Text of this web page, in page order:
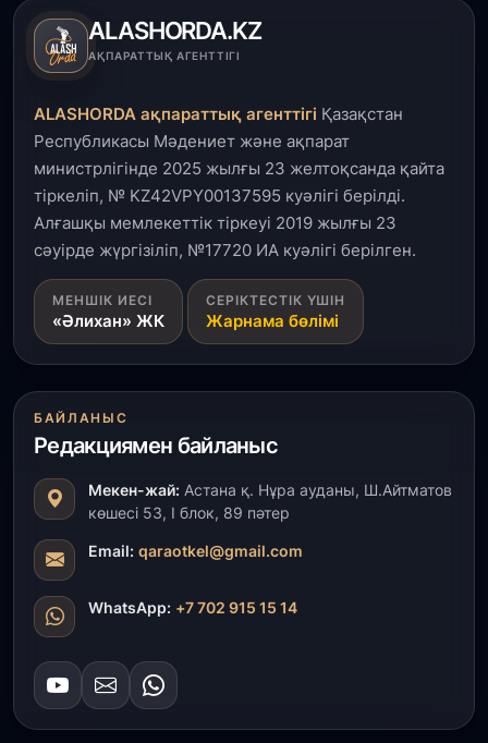
ALASHORDA.KZ
АҚПАРАТТЫҚ АГЕНТТІГІ
ALASHORDA ақпараттық агенттігі Қазақстан
Республикасы Мәдениет және ақпарат
министрлігінде 2025 жылғы 23 желтоқсанда қайта
тіркеліп, № KZ42VPY00137595 куәлігі берілді.
Алғашқы мемлекеттік тіркеуі 2019 жылғы 23
сәуірде жүргізіліп, №17720 ИА куәлігі берілген.
МЕНШІК ИЕСІ
«Әлихан» ЖК
СЕРІКТЕСТІК ҮШІН
Жарнама бөлімі
БАЙЛАНЫС
Редакциямен байланыс
Мекен-жай: Астана қ. Нұра ауданы, Ш.Айтматов
көшесі 53, І блок, 89 пәтер
Email: qaraotkel@gmail.com
WhatsApp: +7 702 915 15 14